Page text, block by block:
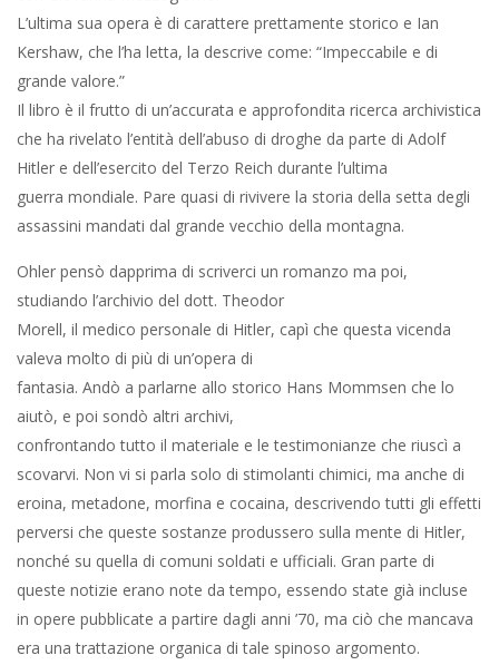
L’ultima sua opera è di carattere prettamente storico e Ian
Kershaw, che l’ha letta, la descrive come: “Impeccabile e di
grande valore.”
Il libro è il frutto di un’accurata e approfondita ricerca archivistica
che ha rivelato l’entità dell’abuso di droghe da parte di Adolf
Hitler e dell’esercito del Terzo Reich durante l’ultima
guerra mondiale. Pare quasi di rivivere la storia della setta degli
assassini mandati dal grande vecchio della montagna.
Ohler pensò dapprima di scriverci un romanzo ma poi,
studiando l’archivio del dott. Theodor
Morell, il medico personale di Hitler, capì che questa vicenda
valeva molto di più di un’opera di
fantasia. Andò a parlarne allo storico Hans Mommsen che lo
aiutò, e poi sondò altri archivi,
confrontando tutto il materiale e le testimonianze che riuscì a
scovarvi. Non vi si parla solo di stimolanti chimici, ma anche di
eroina, metadone, morfina e cocaina, descrivendo tutti gli effetti
perversi che queste sostanze produssero sulla mente di Hitler,
nonché su quella di comuni soldati e ufficiali. Gran parte di
queste notizie erano note da tempo, essendo state già incluse
in opere pubblicate a partire dagli anni ’70, ma ciò che mancava
era una trattazione organica di tale spinoso argomento.